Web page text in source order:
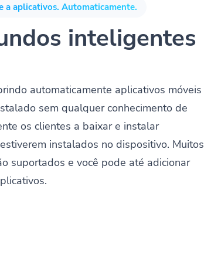
a aplicativos. Automaticamente.
inteligentes
automaticamente aplicativos móveis
sem qualquer conhecimento de
os clientes a baixar e instalar
instalados no dispositivo. Muitos
suportados e você pode até adicionar